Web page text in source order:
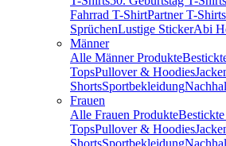
Fahrrad T-ShirtPartner T-Shirts
SprüchenLustige StickerAbi
Männer
Alle Männer Produkte
TopsPullover & Hoodies
ShortsSportbekleidung
Frauen
Alle Frauen Produkte
TopsPullover & Hoodies
ShortsSportbekleidung